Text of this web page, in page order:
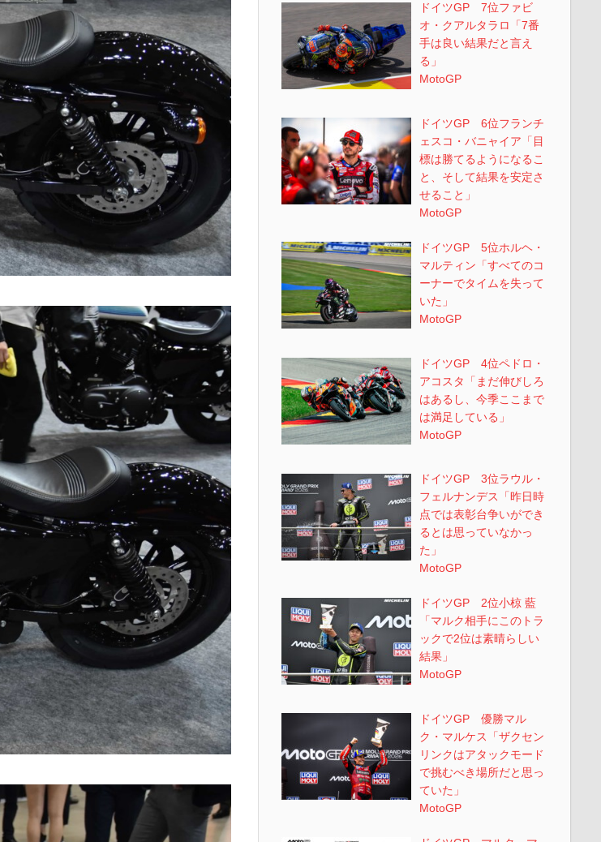
ドイツGP 7位ファビ
オ・クアルタラロ「7番
手は良い結果だと言え
る」
MotoGP
ドイツGP 6位フランチ
ェスコ・バニャイア「目
標は勝てるようになるこ
と、そして結果を安定さ
せること」
MotoGP
ドイツGP 5位ホルヘ・
マルティン「すべてのコ
ーナーでタイムを失って
いた」
MotoGP
ドイツGP 4位ペドロ・
アコスタ「まだ伸びしろ
はあるし、今季ここまで
は満足している」
MotoGP
ドイツGP 3位ラウル・
フェルナンデス「昨日時
点では表彰台争いができ
るとは思っていなかっ
た」
MotoGP
ドイツGP 2位小椋 藍
「マルク相手にこのトラ
ックで2位は素晴らしい
結果」
MotoGP
ドイツGP 優勝マル
ク・マルケス「ザクセン
リンクはアタックモード
で挑むべき場所だと思っ
ていた」
MotoGP